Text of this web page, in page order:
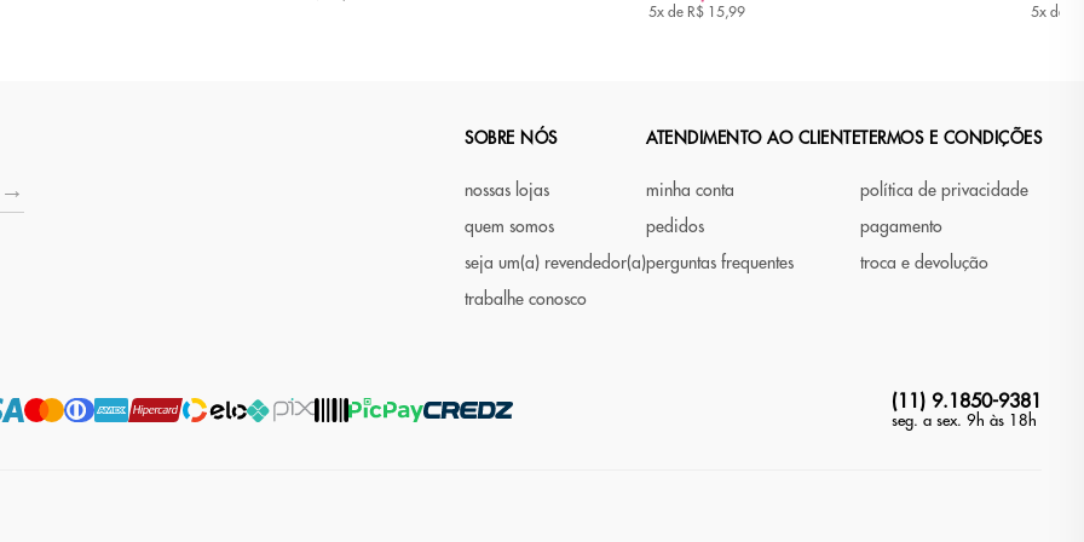
5x de R$ 15,99 5x de
SOBRE NÓS
nossas lojas
quem somos
seja um(a) revendedor(a)
trabalhe conosco
ATENDIMENTO AO CLIENTE
minha conta
pedidos
perguntas frequentes
TERMOS E CONDIÇÕES
política de privacidade
pagamento
troca e devolução
(11) 9.1850-9381
seg. a sex. 9h às 18h